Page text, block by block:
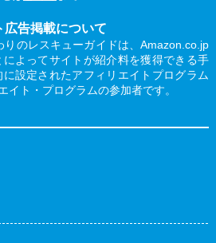
告掲載について
りのレスキューガイドは、Amazon.co.jp
よってサイトが紹介料を獲得できる手
設定されたアフィリエイトプログラム
イト・プログラムの参加者です。